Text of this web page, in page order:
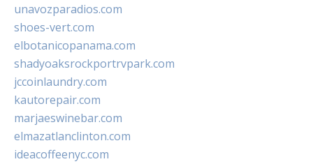
unavozparadios.com
shoes-vert.com
elbotanicopanama.com
shadyoaksrockportrvpark.com
jccoinlaundry.com
kautorepair.com
marjaeswinebar.com
elmazatlanclinton.com
ideacoffeenyc.com